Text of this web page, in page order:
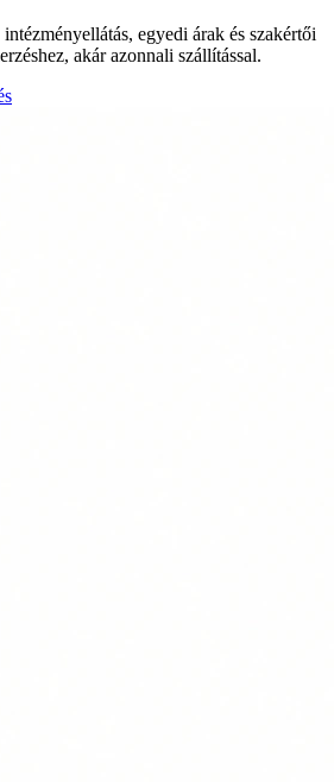
egyedi árak és szakértői
akár azonnali szállítással.